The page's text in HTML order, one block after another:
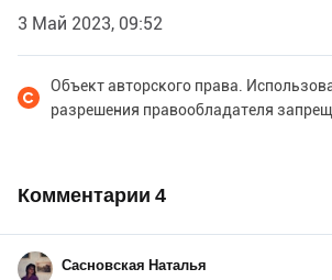
3 Май 2023, 09:52
Объект авторского права.
разрешения правообладателя
Комментарии 4
Сасновская Наталья